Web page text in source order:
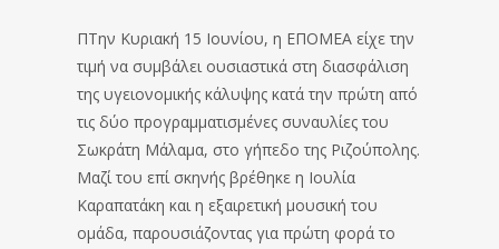
ΠΤην Κυριακή 15 Ιουνίου, η ΕΠΟΜΕΑ είχε την
τιμή να συμβάλει ουσιαστικά στη διασφάλιση
της υγειονομικής κάλυψης κατά την πρώτη από
τις δύο προγραμματισμένες συναυλίες του
Σωκράτη Μάλαμα, στο γήπεδο της Ριζούπολης.
Μαζί του επί σκηνής βρέθηκε η Ιουλία
Καραπατάκη και η εξαιρετική μουσική του
ομάδα, παρουσιάζοντας για πρώτη φορά το